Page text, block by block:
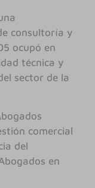
consultoría y
ocupó en
técnica y
sector de la
comercial
del
en